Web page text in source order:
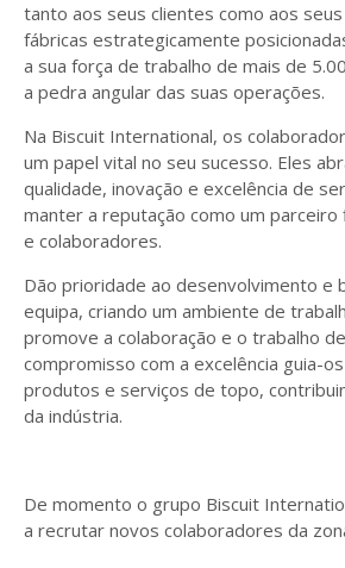
tanto aos seus clientes como aos
fábricas estrategicamente
a sua força de trabalho de mais de
a pedra angular das suas operações.
Na Biscuit International, os
um papel vital no seu sucesso. Eles
qualidade, inovação e excelência de
manter a reputação como um parceiro
e colaboradores.
Dão prioridade ao desenvolvimento e
equipa, criando um ambiente de
promove a colaboração e o trabalho
compromisso com a excelência guia-
produtos e serviços de topo,
da indústria.
De momento o grupo Biscuit
a recrutar novos colaboradores da